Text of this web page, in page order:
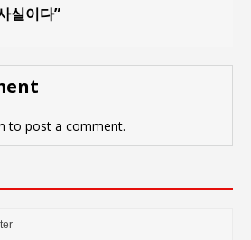
실이다”
to post a comment.